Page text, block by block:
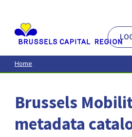
contenu
principal
Home
Brussels
metadata